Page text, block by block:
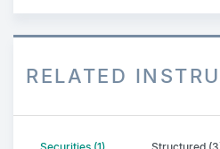
RELATED